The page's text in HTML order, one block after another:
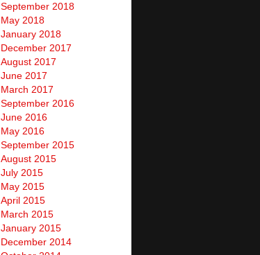
September 2018
May 2018
January 2018
December 2017
August 2017
June 2017
March 2017
September 2016
June 2016
May 2016
September 2015
August 2015
July 2015
May 2015
April 2015
March 2015
January 2015
December 2014